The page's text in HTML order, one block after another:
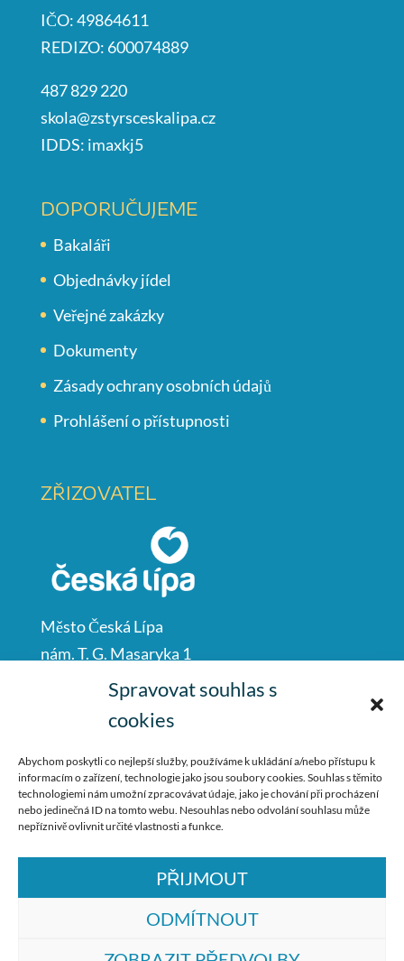
Spravovat souhlas s
cookies
Abychom poskytli co nejlepší služby, používáme k ukládání a/nebo přístupu k
informacím o zařízení, technologie jako jsou soubory cookies. Souhlas s těmito
technologiemi nám umožní zpracovávat údaje, jako je chování při procházení
nebo jedinečná ID na tomto webu. Nesouhlas nebo odvolání souhlasu může
nepříznivě ovlivnit určité vlastnosti a funkce.
PŘIJMOUT
ODMÍTNOUT
IČO: 49864611
REDIZO: 600074889
487 829 220
skola@zstyrsceskalipa.cz
IDDS: imaxkj5
DOPORUČUJEME
Bakaláři
Objednávky jídel
Veřejné zakázky
Dokumenty
Zásady ochrany osobních údajů
Prohlášení o přístupnosti
ZŘIZOVATEL
Město Česká Lípa
nám. T. G. Masaryka 1
Česká Lípa
487 881 111
podatelna@mucl.cz